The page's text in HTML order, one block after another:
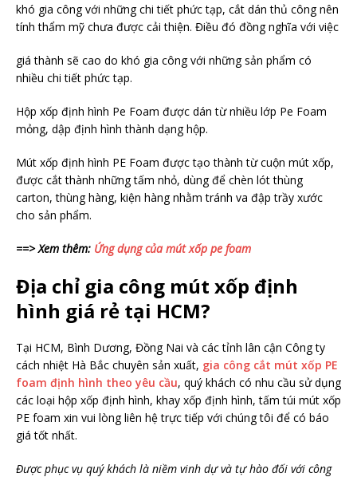
khó gia công với những chi tiết phức tạp, cắt dán thủ công nên
tính thẩm mỹ chưa được cải thiện. Điều đó đồng nghĩa với việc
giá thành sẽ cao do khó gia công với những sản phẩm có
nhiều chi tiết phức tạp.
Hộp xốp định hình Pe Foam được dán từ nhiều lớp Pe Foam
mỏng, dập định hình thành dạng hộp.
Mút xốp định hình PE Foam được tạo thành từ cuộn mút xốp,
được cắt thành những tấm nhỏ, dùng để chèn lót thùng
carton, thùng hàng, kiện hàng nhằm tránh va đập trầy xước
cho sản phẩm.
==> Xem thêm: Ứng dụng của mút xốp pe foam
Địa chỉ gia công mút xốp định
hình giá rẻ tại HCM?
Tại HCM, Bình Dương, Đồng Nai và các tỉnh lân cận Công ty
cách nhiệt Hà Bắc chuyên sản xuất, gia công cắt mút xốp PE
foam định hình theo yêu cầu, quý khách có nhu cầu sử dụng
các loại hộp xốp định hình, khay xốp định hình, tấm túi mút xốp
PE foam xin vui lòng liên hệ trực tiếp với chúng tôi để có báo
giá tốt nhất.
Được phục vụ quý khách là niềm vinh dự và tự hào đối với công